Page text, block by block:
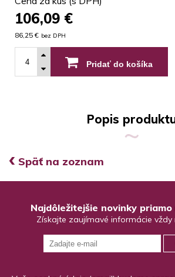
106,09 €
86,25 € bez DPH
Pridať do košíka
Popis
‹ Späť na zoznam
Najdôležitejšie novinky priamo
Získajte zaujímavé informácie